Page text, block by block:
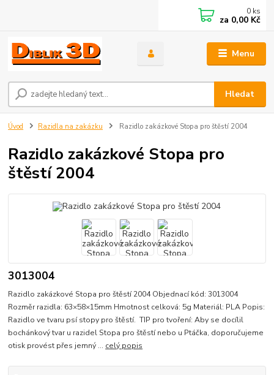
Menu
Hledat
0 ks
za 0,00 Kč
Úvod Razidla na zakázku Razidlo zakázkové Stopa pro štěstí 2004
Razidlo zakázkové Stopa pro
štěstí 2004
3013004
Razidlo zakázkové Stopa pro štěstí 2004 Objednací kód: 3013004
Rozměr razidla: 63×58×15mm Hmotnost celková: 5g Materiál: PLA Popis:
Razidlo ve tvaru psí stopy pro štěstí. TIP pro tvoření: Aby se docílil
bochánkový tvar u razidel Stopa pro štěstí nebo u Ptáčka, doporučujeme
otisk provést přes jemný ... celý popis